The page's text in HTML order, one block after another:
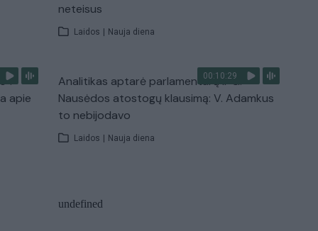
neteisus
Laidos | Nauja diena
apie
00:10:29
Analitikas aptarė parlamentarų ir G.
Nausėdos atostogų klausimą: V. Adamkus
to nebijodavo
Laidos | Nauja diena